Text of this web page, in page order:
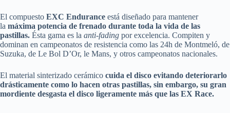
El compuesto EXC Endurance está diseñado para mantener
la máxima potencia de frenado durante toda la vida de las
pastillas. Ésta gama es la anti-fading por excelencia. Compiten y
dominan en campeonatos de resistencia como las 24h de Montmeló, de
Suzuka, de Le Bol D’Or, le Mans, y otros campeonatos nacionales.
El material sinterizado cerámico cuida el disco evitando deteriorarlo
drásticamente como lo hacen otras pastillas, sin embargo, su gran
mordiente desgasta el disco ligeramente más que las EX Race.